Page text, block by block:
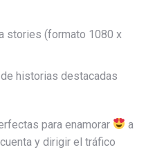
stories (formato 1080 x
historias destacadas
para enamorar
a
y dirigir el tráfico